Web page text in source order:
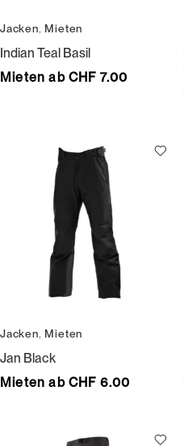
Jacken, Mieten
Indian Teal Basil
Mieten ab CHF 7.00
Jacken, Mieten
Jan Black
Mieten ab CHF 6.00